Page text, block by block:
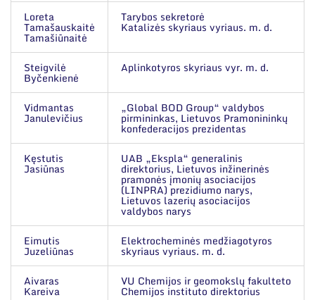
Narystė nacionalinėse ir tarptautinėse
organizacijose bei asociacijose
Naujienos
Renginiai
Tinklalaidės
Leidiniai
Bendri rekvizitai
Administracija
Darbuotojų kontaktai
Mokslo taryba
Tarptautinė patarėjų taryba
Mokslininkai emeritai
Loreta
Tamašauskaitė
Tamašiūnaitė
Tarybos sekretorė
Katalizės skyriaus vyriaus. m. d.
Steigvilė
Byčenkienė
Aplinkotyros skyriaus vyr. m. d.
Vidmantas
Janulevičius
„Global BOD Group“ valdybos
pirmininkas, Lietuvos Pramonininkų
konfederacijos prezidentas
Kęstutis
Jasiūnas
UAB „Ekspla“ generalinis
direktorius, Lietuvos inžinerinės
pramonės įmonių asociacijos
(LINPRA) prezidiumo narys,
Lietuvos lazerių asociacijos
valdybos narys
Eimutis
Juzeliūnas
Elektrocheminės medžiagotyros
skyriaus vyriaus. m. d.
Aivaras
Kareiva
VU Chemijos ir geomokslų fakulteto
Chemijos instituto direktorius